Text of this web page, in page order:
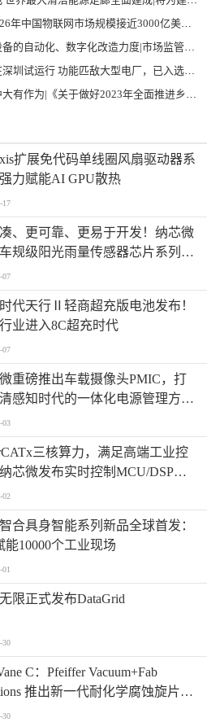
接近3000亿美元 智慧工厂、智慧城市、智慧电网等将占60%以上
|市场监管总局 工业和信息化部 关于促进企业计量能力提升的指导意见
行 功能匹敌大型电厂，已入选国际典型案例
于做好2023年全面推进乡村振兴重点工作的意见》发布
扩展免代码单线圈风扇驱动器系
力赋能AI GPU散热
17
、更可靠、更易于开发！纳芯微
规级阳光雨量传感器芯片系列
07
代天行Ⅱ轻商超充版电池发布！
业进入8C超充时代
07
重磅推出车载摄像头PMIC，打
感知时代的一体化电源管理方
03
三核算力，满足高端工业控
芯微发布实时控制MCU/DSP
系列
02
合具身智能系列新品全球首发：
能10000个工业现场
限正式发布DataGrid
30
C：Pfeiffer Vacuum+Fab
推出新一代耐化学腐蚀旋片真
30